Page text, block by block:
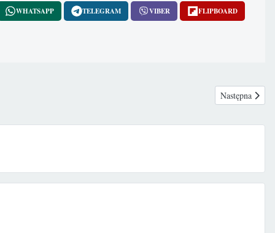
WHATSAPP TELEGRAM VIBER FLIPBOARD
Następna
Następna